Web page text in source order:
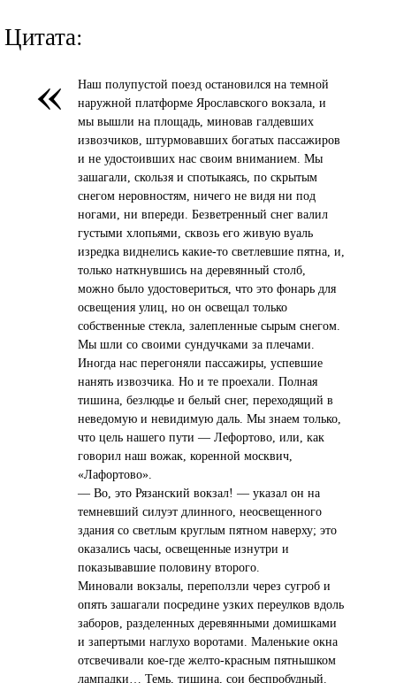
Цитата:
«
Наш полупустой поезд остановился на темной
наружной платформе Ярославского вокзала, и
мы вышли на площадь, миновав галдевших
извозчиков, штурмовавших богатых пассажиров
и не удостоивших нас своим вниманием. Мы
зашагали, скользя и спотыкаясь, по скрытым
снегом неровностям, ничего не видя ни под
ногами, ни впереди. Безветренный снег валил
густыми хлопьями, сквозь его живую вуаль
изредка виднелись какие-то светлевшие пятна, и,
только наткнувшись на деревянный столб,
можно было удостовериться, что это фонарь для
освещения улиц, но он освещал только
собственные стекла, залепленные сырым снегом.
Мы шли со своими сундучками за плечами.
Иногда нас перегоняли пассажиры, успевшие
нанять извозчика. Но и те проехали. Полная
тишина, безлюдье и белый снег, переходящий в
неведомую и невидимую даль. Мы знаем только,
что цель нашего пути — Лефортово, или, как
говорил наш вожак, коренной москвич,
«Лафортово».
— Во, это Рязанский вокзал! — указал он на
темневший силуэт длинного, неосвещенного
здания со светлым круглым пятном наверху; это
оказались часы, освещенные изнутри и
показывавшие половину второго.
Миновали вокзалы, переползли через сугроб и
опять зашагали посредине узких переулков вдоль
заборов, разделенных деревянными домишками
и запертыми наглухо воротами. Маленькие окна
отсвечивали кое-где желто-красным пятнышком
лампадки… Темь, тишина, сои беспробудный.